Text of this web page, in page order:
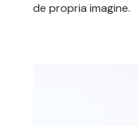
de propria imagine.